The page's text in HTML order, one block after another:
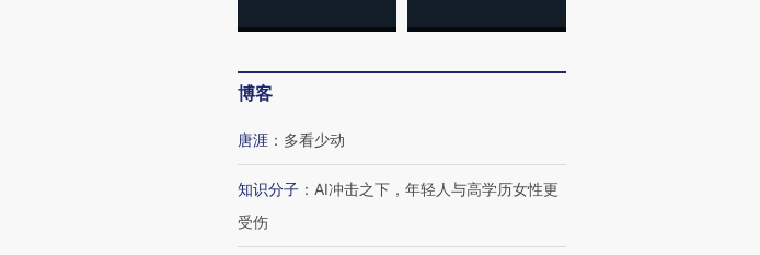
博客
唐涯 ： 多看少动
知识分子 ： AI冲击之下，年轻人与高学历女性更
受伤